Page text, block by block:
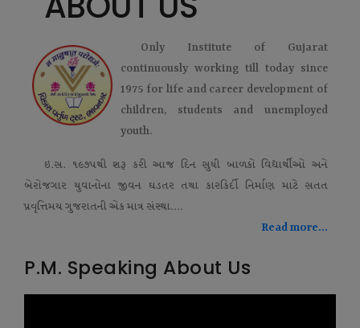
Only Institute of Gujarat
continuously working till today since
1975 for life and career development of
children, students and unemployed
youth.
ઇ.સ. ૧૯૭૫થી શરૂ કરી આજ દિન સુધી બાળકો વિદ્યાર્થીઓ અને
બેરોજગાર યુવાનોના જીવન ઘડતર તથા કારકિર્દી નિર્માણ માટે સતત
પ્રવૃત્તિમય ગુજરાતની એક માત્ર સંસ્થા....
Read more...
P.M. Speaking About Us